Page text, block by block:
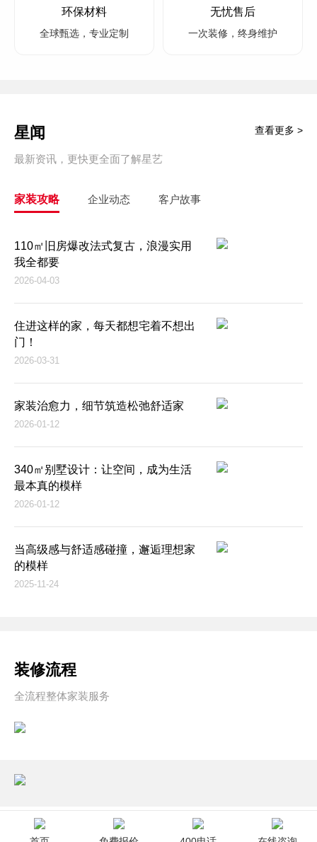
环保材料
全球甄选，专业定制
无忧售后
一次装修，终身维护
星闻
最新资讯，更快更全面了解星艺
查看更多 >
家装攻略 企业动态 客户故事
110㎡旧房爆改法式复古，浪漫实用
我全都要
2026-04-03
住进这样的家，每天都想宅着不想出
门！
2026-03-31
家装治愈力，细节筑造松弛舒适家
2026-01-12
340㎡别墅设计：让空间，成为生活
最本真的模样
2026-01-12
当高级感与舒适感碰撞，邂逅理想家
的模样
2025-11-24
装修流程
全流程整体家装服务